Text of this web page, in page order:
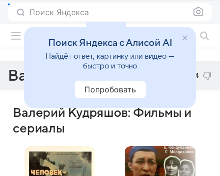
Поиск Яндекса
Валерий Кудряшов 4
Валерий Кудряшов: Фильмы и
сериалы
Поиск Яндекса с Алисой AI
Найдёт ответ, картинку или видео —
быстро и точно
Попробовать